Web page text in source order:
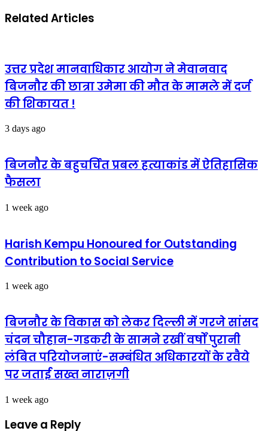
कार्यशाला
संपन्न
समारोह
पुष्कर
सिंह
धामी
होंगे
अतिथि
Related Articles
उत्तर प्रदेश मानवाधिकार आयोग ने मेवानवाद
बिजनौर की छात्रा उमेमा की मौत के मामले में दर्ज
की शिकायत !
3 days ago
बिजनौर के बहुचर्चित प्रबल हत्याकांड में ऐतिहासिक
फैसला
1 week ago
Harish Kempu Honoured for Outstanding
Contribution to Social Service
1 week ago
बिजनौर के विकास को लेकर दिल्ली में गरजे सांसद
चंदन चौहान-गडकरी के सामने रखीं वर्षों पुरानी
लंबित परियोजनाएं-सम्बंधित अधिकारयों के रवैये
पर जताई सख्त नाराज़गी
1 week ago
Leave a Reply